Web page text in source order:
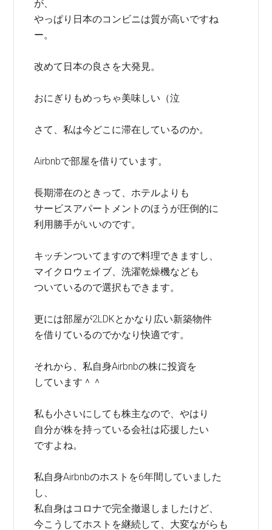
が、
やっぱり日本のコンビニは質が高いですね
ー。
改めて日本の良さを大発見。
おにぎりもめっちゃ美味しい（泣
さて、私は今どこに滞在しているのか。
Airbnbで部屋を借りています。
長期滞在のときって、ホテルよりも
サービスアパートメントのほうが圧倒的に
利用勝手がいいのです。
キッチンついてますので料理できますし、
マイクロウェイブ、洗濯乾燥機なども
ついているので選択もできます。
更には部屋が2LDKとかなり広い新築物件
を借りているのでかなり快適です。
それから、私自身Airbnbの株に投資を
しています＾＾
私も小さいにしても株主なので、やはり
自分が株を持っている会社は応援したい
ですよね。
私自身Airbnbのホストを6年間していました
し、
私自身はコロナで完全撤退しましたけど、
今こうしてホストを継続して、大変ながらも